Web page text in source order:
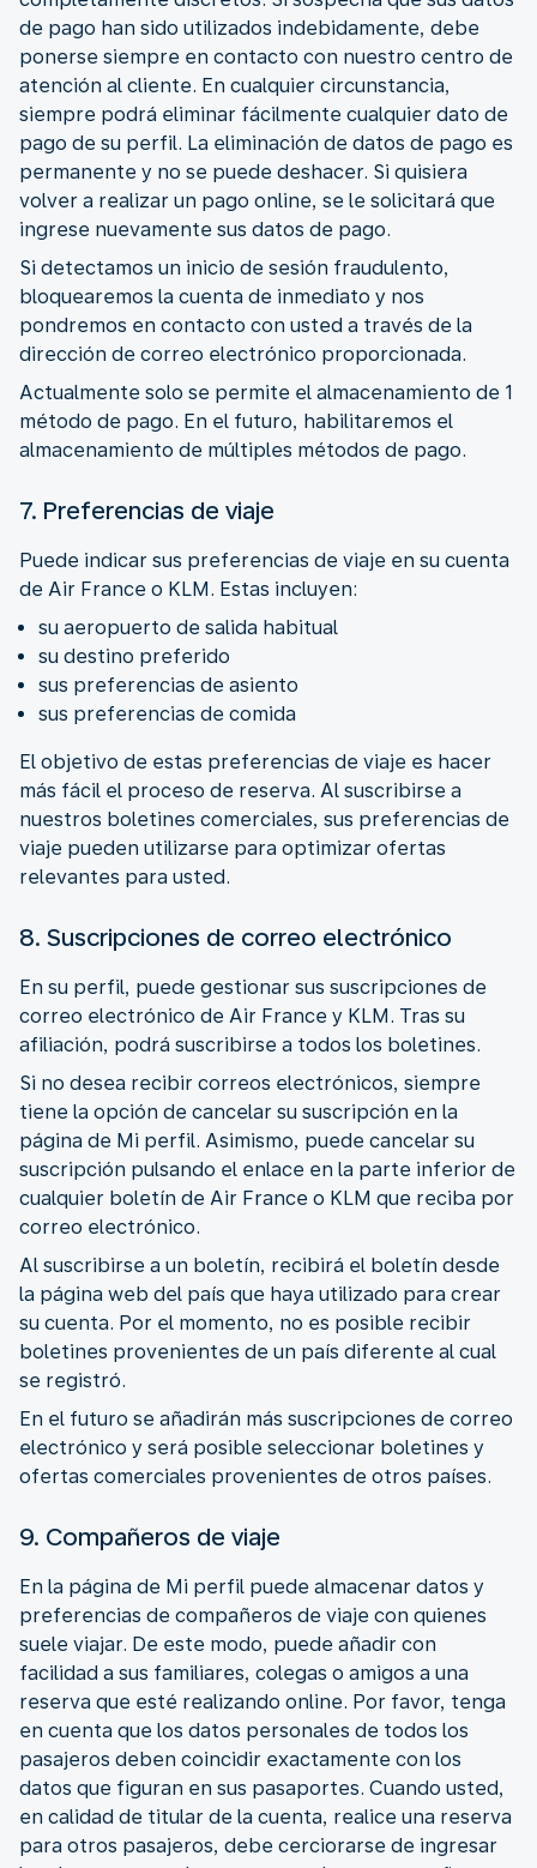
de pago han sido utilizados indebidamente, debe
ponerse siempre en contacto con nuestro centro de
atención al cliente. En cualquier circunstancia,
siempre podrá eliminar fácilmente cualquier dato de
pago de su perfil. La eliminación de datos de pago es
permanente y no se puede deshacer. Si quisiera
volver a realizar un pago online, se le solicitará que
ingrese nuevamente sus datos de pago.
Si detectamos un inicio de sesión fraudulento,
bloquearemos la cuenta de inmediato y nos
pondremos en contacto con usted a través de la
dirección de correo electrónico proporcionada.
Actualmente solo se permite el almacenamiento de 1
método de pago. En el futuro, habilitaremos el
almacenamiento de múltiples métodos de pago.
7. Preferencias de viaje
Puede indicar sus preferencias de viaje en su cuenta
de Air France o KLM. Estas incluyen:
su aeropuerto de salida habitual
su destino preferido
sus preferencias de asiento
sus preferencias de comida
El objetivo de estas preferencias de viaje es hacer
más fácil el proceso de reserva. Al suscribirse a
nuestros boletines comerciales, sus preferencias de
viaje pueden utilizarse para optimizar ofertas
relevantes para usted.
8. Suscripciones de correo electrónico
En su perfil, puede gestionar sus suscripciones de
correo electrónico de Air France y KLM. Tras su
afiliación, podrá suscribirse a todos los boletines.
Si no desea recibir correos electrónicos, siempre
tiene la opción de cancelar su suscripción en la
página de Mi perfil. Asimismo, puede cancelar su
suscripción pulsando el enlace en la parte inferior de
cualquier boletín de Air France o KLM que reciba por
correo electrónico.
Al suscribirse a un boletín, recibirá el boletín desde
la página web del país que haya utilizado para crear
su cuenta. Por el momento, no es posible recibir
boletines provenientes de un país diferente al cual
se registró.
En el futuro se añadirán más suscripciones de correo
electrónico y será posible seleccionar boletines y
ofertas comerciales provenientes de otros países.
9. Compañeros de viaje
En la página de Mi perfil puede almacenar datos y
preferencias de compañeros de viaje con quienes
suele viajar. De este modo, puede añadir con
facilidad a sus familiares, colegas o amigos a una
reserva que esté realizando online. Por favor, tenga
en cuenta que los datos personales de todos los
pasajeros deben coincidir exactamente con los
datos que figuran en sus pasaportes. Cuando usted,
en calidad de titular de la cuenta, realice una reserva
para otros pasajeros, debe cerciorarse de ingresar